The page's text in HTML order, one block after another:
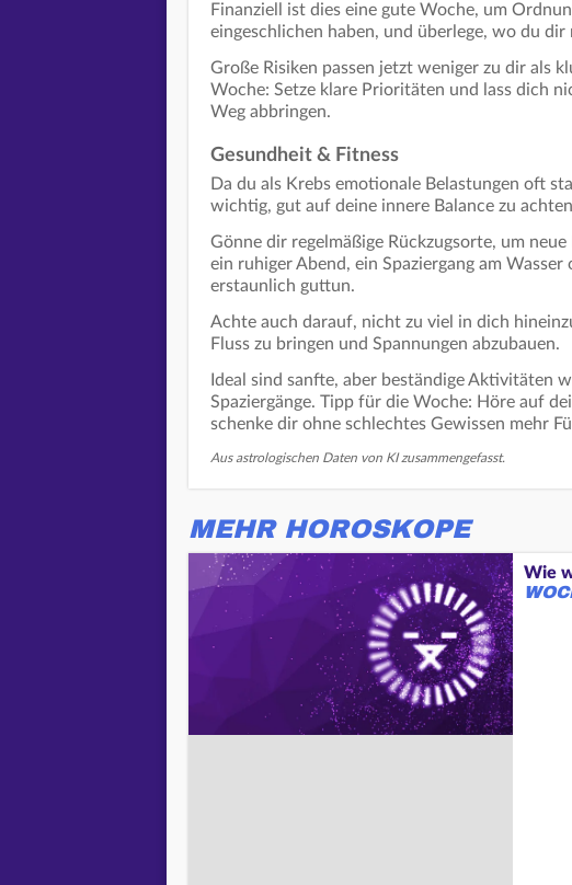
Finanziell ist dies eine gute Woche, um
eingeschlichen haben, und überlege, wo du
Große Risiken passen jetzt weniger zu dir als
Woche: Setze klare Prioritäten und lass dich
Weg abbringen.
Gesundheit & Fitness
Da du als Krebs emotionale Belastungen oft
wichtig, gut auf deine innere Balance zu
Gönne dir regelmäßige Rückzugsorte, um
ein ruhiger Abend, ein Spaziergang am
erstaunlich guttun.
Achte auch darauf, nicht zu viel in dich
Fluss zu bringen und Spannungen abzubauen.
Ideal sind sanfte, aber beständige Aktivitäten
Spaziergänge. Tipp für die Woche: Höre auf
schenke dir ohne schlechtes Gewissen mehr
Aus astrologischen Daten von KI zusammengefasst.
MEHR HOROSKOPE
Wie